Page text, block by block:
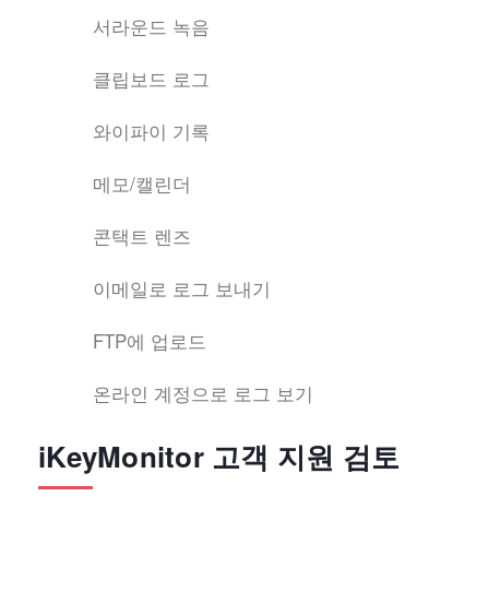
서라운드 녹음
클립보드 로그
와이파이 기록
메모/캘린더
콘택트 렌즈
이메일로 로그 보내기
FTP에 업로드
온라인 계정으로 로그 보기
iKeyMonitor 고객 지원 검토